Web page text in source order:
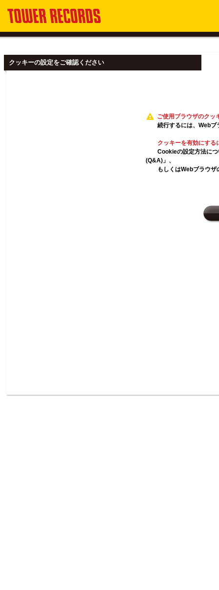
クッキーの設定をご確認ください
ご使用ブラウザのクッ
続行するには、Web
クッキーを有効にする
Cookieの設定方法に
(Q&A)」、
もしくはWebブラウ